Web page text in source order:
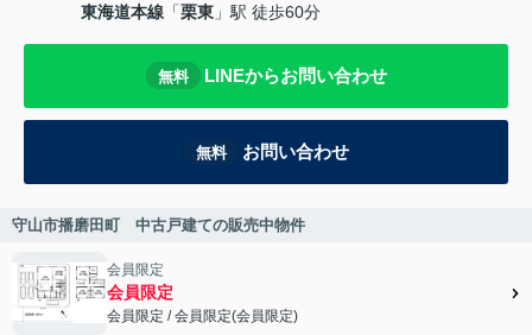
東海道本線 「栗東 」駅 徒歩60分
無料 LINEからお問い合わせ
無料 お問い合わせ
守山市播磨田町 中古戸建ての販売中物件
会員限定
会員限定
会員限定 /会員限定(会員限定)